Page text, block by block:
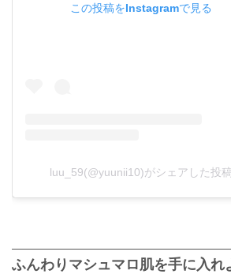
この投稿をInstagramで見る
luu_59(@yuunii10)がシェアした投稿
ふんわりマシュマロ肌を手に入れ